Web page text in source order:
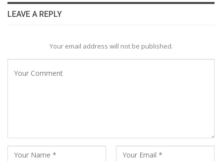
LEAVE A REPLY
Your email address will not be published.